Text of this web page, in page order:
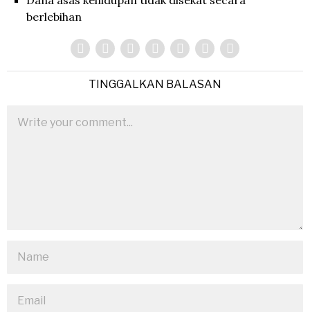
berlebihan
TINGGALKAN BALASAN